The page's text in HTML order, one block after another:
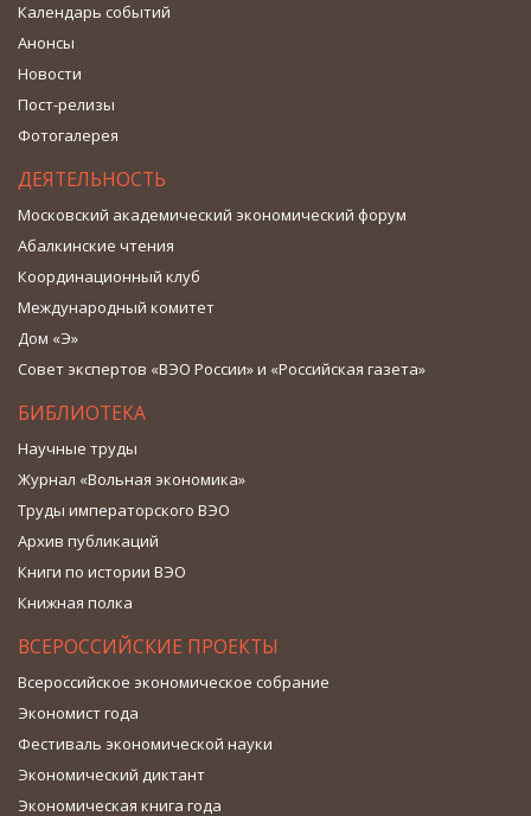
Календарь событий
Анонсы
Новости
Пост-релизы
Фотогалерея
ДЕЯТЕЛЬНОСТЬ
Московский академический экономический форум
Абалкинские чтения
Координационный клуб
Международный комитет
Дом «Э»
Совет экспертов «ВЭО России» и «Российская газета»
БИБЛИОТЕКА
Научные труды
Журнал «Вольная экономика»
Труды императорского ВЭО
Архив публикаций
Книги по истории ВЭО
Книжная полка
ВСЕРОССИЙСКИЕ ПРОЕКТЫ
Всероссийское экономическое собрание
Экономист года
Фестиваль экономической науки
Экономический диктант
Экономическая книга года